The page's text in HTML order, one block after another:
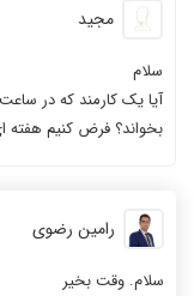
مجید
سلام
آیا یک کارمند که در
بخواند؟ فرض کنیم
رامین رضوی
سلام. وقت بخیر